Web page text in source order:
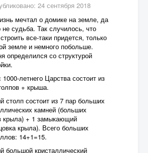
24 сентября 2018
мечтал о домике на земле, да
не судьба. Так случилось, что
все-таки придется, только
земле и немного побольше.
определился со структурой
1000-летнего Царства состоит из
+ крыша.
столп состоит из 7 пар больших
камней (больших
крыла) + 1 замыкающий
крыла). Всего больших
14+1=15.
большой кристаллический